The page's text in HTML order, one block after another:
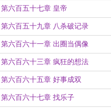
第六百五十七章 皇帝
第六百五十九章 八杀破记录
第六百六十一章 出圈当偶像
第六百六十三章 疯狂的想法
第六百六十五章 好事成双
第六百六十七章 找乐子